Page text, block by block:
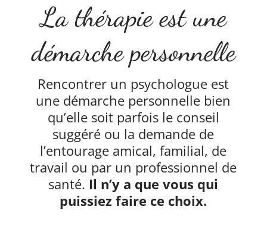
La thérapie est une
démarche personnelle
Rencontrer un psychologue est
une démarche personnelle bien
qu’elle soit parfois le conseil
suggéré ou la demande de
l’entourage amical, familial, de
travail ou par un professionnel de
santé. Il n’y a que vous qui
puissiez faire ce choix.